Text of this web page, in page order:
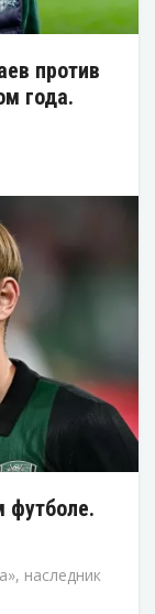
против
года.
футболе.
наследник